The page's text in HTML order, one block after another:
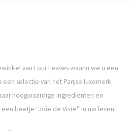
van Four Leaves waarin we u een
selectie van het Parijse luxemerk
hoogwaardige ingrediënten en
beetje “Joie de Vivre” in uw leven!